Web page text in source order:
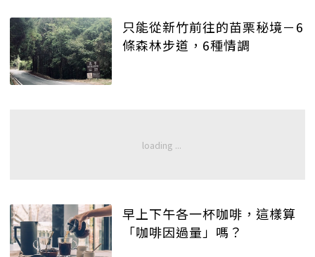
只能從新竹前往的苗栗秘境－6
條森林步道，6種情調
早上下午各一杯咖啡，這樣算
「咖啡因過量」嗎？